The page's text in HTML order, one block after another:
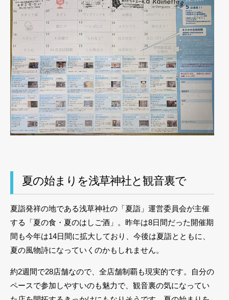
夏の始まりを浅草神社と観音裏で
夏詣発祥の地である浅草神社の「夏詣」運営委員会が主催
する「夏の食・夏のはしご酒」。昨年は8日間だった開催期
間も今年は14日間に拡大しており、今後は夏詣とともに、
夏の風物詩になっていくのかもしれません。
約2週間で28店舗なので、全店舗制覇も現実的です。自分の
ペースで参加しやすいのも魅力で、観音裏の気になってい